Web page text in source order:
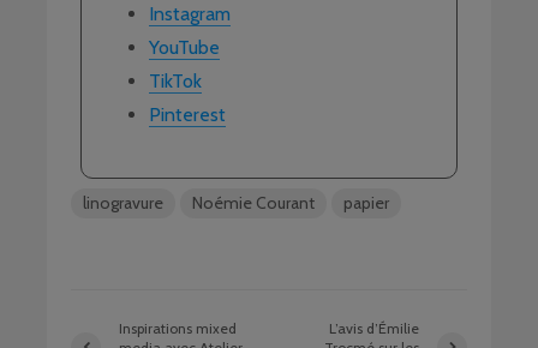
Instagram
YouTube
TikTok
Pinterest
linogravure Noémie Courant papier
Inspirations mixed
L’avis d’Émilie